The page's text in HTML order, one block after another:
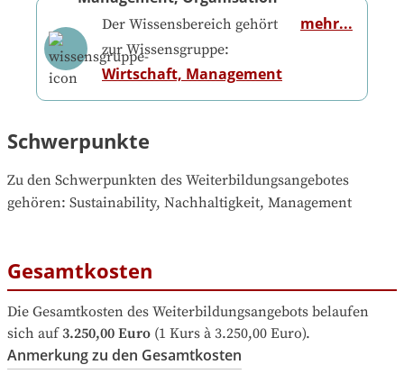
Der Wissensbereich gehört
zur Wissensgruppe:
Wirtschaft, Management
mehr...
Schwerpunkte
Zu den Schwerpunkten des Weiterbildungsangebotes
gehören: Sustainability, Nachhaltigkeit, Management
Gesamtkosten
Die Gesamtkosten des Weiterbildungsangebots belaufen
sich auf 3.250,00 Euro (1 Kurs à 3.250,00 Euro).
Anmerkung zu den Gesamtkosten